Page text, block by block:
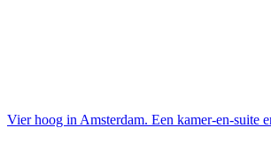
Vier hoog in Amsterdam. Een kamer-en-suite